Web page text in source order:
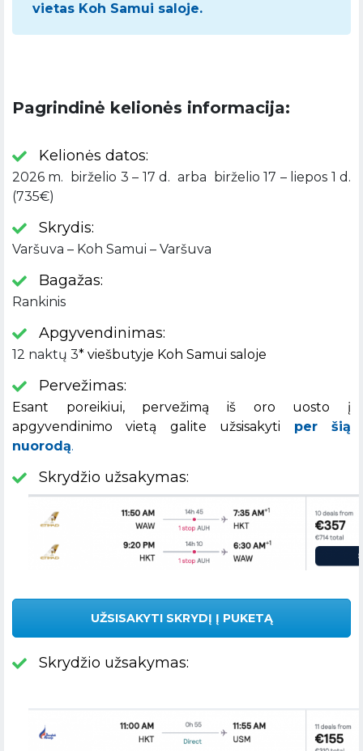
vietas Koh Samui saloje.
Pagrindinė kelionės informacija:
Kelionės datos:
2026 m. birželio 3 – 17 d. arba birželio 17 – liepos 1 d.
(735€)
Skrydis:
Varšuva – Koh Samui – Varšuva
Bagažas:
Rankinis
Apgyvendinimas:
12 naktų 3* viešbutyje Koh Samui saloje
Pervežimas:
Esant poreikiui, pervežimą iš oro uosto į
apgyvendinimo vietą galite užsisakyti per šią
nuorodą.
Skrydžio užsakymas:
UŽSISAKYTI SKRYDĮ Į PUKETĄ
Skrydžio užsakymas: